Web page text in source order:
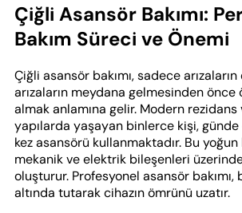
Çiğli Asansör Bakımı:
Bakım Süreci ve Önemi
Çiğli asansör bakımı, sadece arızaların
arızaların meydana gelmesinden
almak anlamına gelir. Modern
yapılarda yaşayan binlerce kişi,
kez asansörü kullanmaktadır. Bu yoğun
mekanik ve elektrik bileşenleri
oluşturur. Profesyonel asansör bakımı,
altında tutarak cihazın ömrünü uzatır.